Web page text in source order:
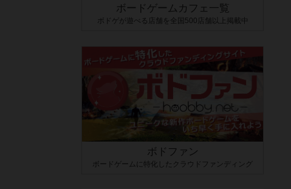
ボードゲームカフェ一覧
ボドゲが遊べる店舗を全国500店舗以上掲載中
ボドファン
ボードゲームに特化したクラウドファンディング